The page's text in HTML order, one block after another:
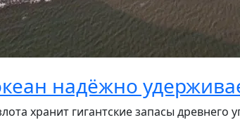
надёжно
хранит гигантские запасы